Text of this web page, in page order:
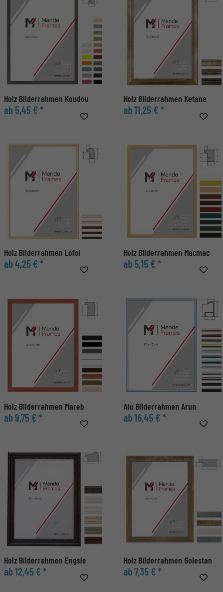
Holz Bilderrahmen Koudou
ab 5,45 € *
Holz Bilderrahmen Ketane
ab 11,25 € *
Holz Bilderrahmen Lofoi
ab 4,25 € *
Holz Bilderrahmen Macmac
ab 5,15 € *
Holz Bilderrahmen Mareb
ab 9,75 € *
Alu Bilderrahmen Arun
ab 16,45 € *
Holz Bilderrahmen Engsle
ab 12,45 € *
Holz Bilderrahmen Golestan
ab 7,35 € *